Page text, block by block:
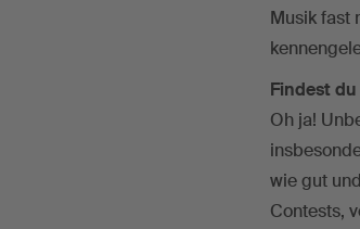
Musik fast
Findest
Oh ja!
wie gut
Contests,